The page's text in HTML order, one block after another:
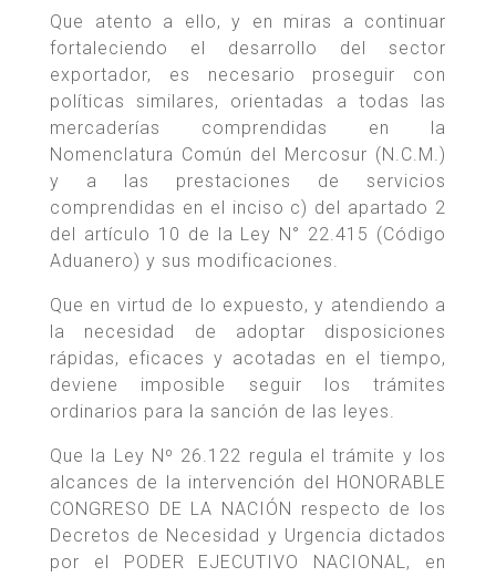
Que atento a ello, y en miras a continuar
fortaleciendo el desarrollo del sector
exportador, es necesario proseguir con
políticas similares, orientadas a todas las
mercaderías comprendidas en la
Nomenclatura Común del Mercosur (N.C.M.)
y a las prestaciones de servicios
comprendidas en el inciso c) del apartado 2
del artículo 10 de la Ley N° 22.415 (Código
Aduanero) y sus modificaciones.
Que en virtud de lo expuesto, y atendiendo a
la necesidad de adoptar disposiciones
rápidas, eficaces y acotadas en el tiempo,
deviene imposible seguir los trámites
ordinarios para la sanción de las leyes.
Que la Ley Nº 26.122 regula el trámite y los
alcances de la intervención del HONORABLE
CONGRESO DE LA NACIÓN respecto de los
Decretos de Necesidad y Urgencia dictados
por el PODER EJECUTIVO NACIONAL, en